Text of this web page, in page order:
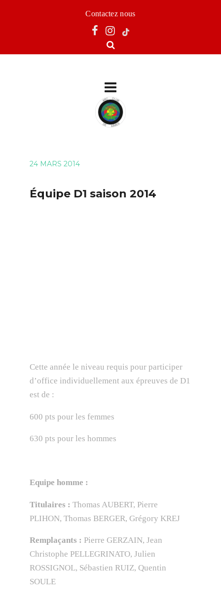
Contactez nous
24 MARS 2014
Équipe D1 saison 2014
Cette année le niveau requis pour participer
d’office individuellement aux épreuves de D1
est de :
600 pts pour les femmes
630 pts pour les hommes
Equipe homme :
Titulaires : Thomas AUBERT, Pierre
PLIHON, Thomas BERGER, Grégory KREJ
Remplaçants : Pierre GERZAIN, Jean
Christophe PELLEGRINATO, Julien
ROSSIGNOL, Sébastien RUIZ, Quentin
SOULE